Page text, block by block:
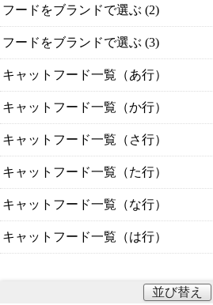
フードをブランドで選ぶ (2)
フードをブランドで選ぶ (3)
キャットフード一覧（あ行）
キャットフード一覧（か行）
キャットフード一覧（さ行）
キャットフード一覧（た行）
キャットフード一覧（な行）
キャットフード一覧（は行）
並び替え